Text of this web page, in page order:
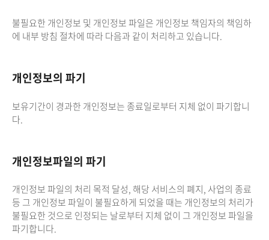
불필요한 개인정보 및 개인정보 파일은 개인정보 책임자의 책임하
에 내부 방침 절차에 따라 다음과 같이 처리하고 있습니다.
개인정보의 파기
보유기간이 경과한 개인정보는 종료일로부터 지체 없이 파기합니
다.
개인정보파일의 파기
개인정보 파일의 처리 목적 달성, 해당 서비스의 폐지, 사업의 종료
등 그 개인정보 파일이 불필요하게 되었을 때는 개인정보의 처리가
불필요한 것으로 인정되는 날로부터 지체 없이 그 개인정보 파일을
파기합니다.